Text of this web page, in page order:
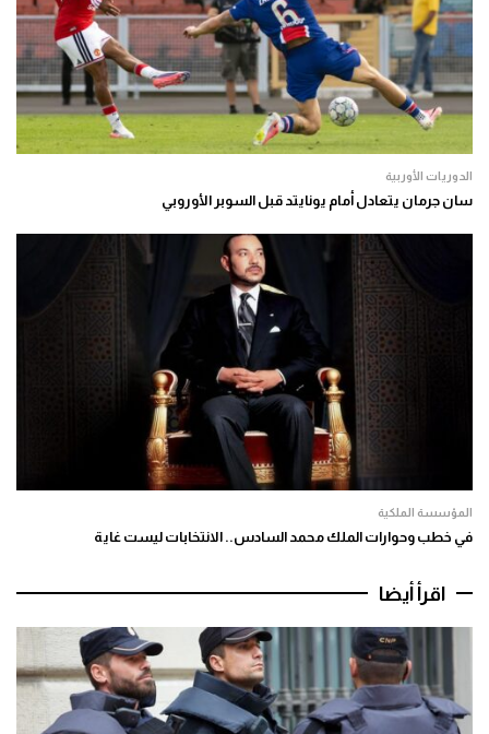
الدوريات الأوربية
سان جرمان يتعادل أمام يونايتد قبل السوبر الأوروبي
المؤسسة الملكية
في خطب وحوارات الملك محمد السادس.. الانتخابات ليست غاية
اقرأ أيضا